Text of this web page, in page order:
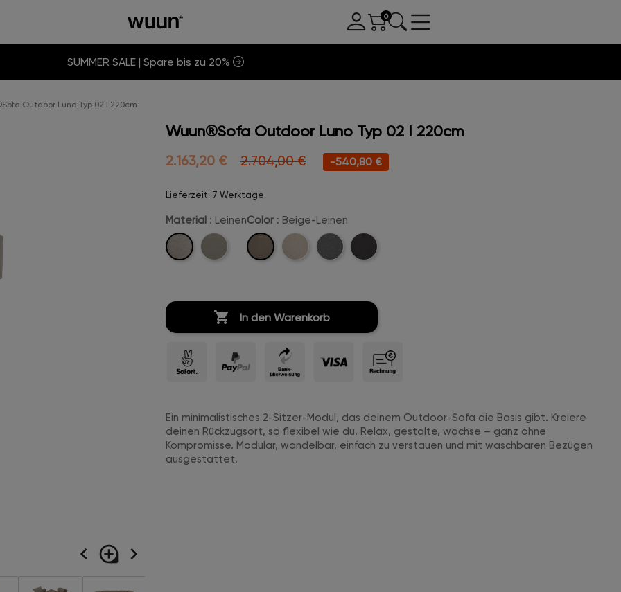
SUMMER SALE | Spare bis zu 20%
Outdoor Luno Typ 02 I 220cm
navigate_before loupe navigate_next
Wuun®Sofa Outdoor Luno Typ 02 I 220cm
2.163,20 € 2.704,00 € -540,80 €
Lieferzeit: 7 Werktage
Material : Leinen
Leinen
Marine-
Color : Beige-Leinen
Beige-
Leinen
Creme-Kreige- Anthrazit-
 In den Warenkorb
Ein minimalistisches 2-Sitzer-Modul, das deinem Outdoor-Sofa die Basis gibt. Kreiere
deinen Rückzugsort, so flexibel wie du. Relax, gestalte, wachse – ganz ohne
Kompromisse. Modular, wandelbar, einfach zu verstauen und mit waschbaren Bezügen
ausgestattet.